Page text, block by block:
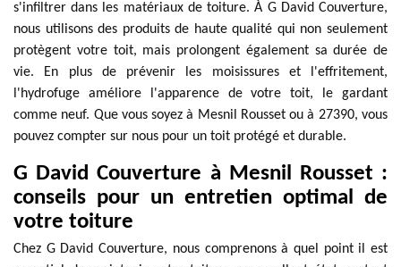
s'infiltrer dans les matériaux de toiture. À G David Couverture,
nous utilisons des produits de haute qualité qui non seulement
protègent votre toit, mais prolongent également sa durée de
vie. En plus de prévenir les moisissures et l'effritement,
l'hydrofuge améliore l'apparence de votre toit, le gardant
comme neuf. Que vous soyez à Mesnil Rousset ou à 27390, vous
pouvez compter sur nous pour un toit protégé et durable.
G David Couverture à Mesnil Rousset :
conseils pour un entretien optimal de
votre toiture
Chez G David Couverture, nous comprenons à quel point il est